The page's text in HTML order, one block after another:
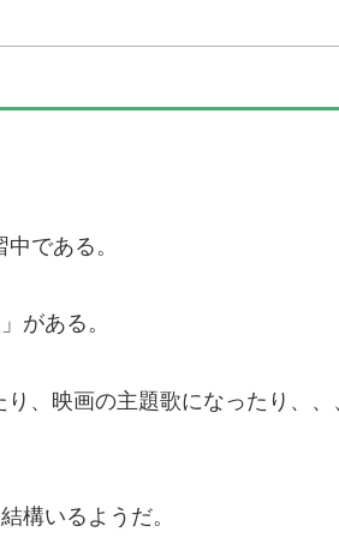
である。
がある。
、映画の主題歌になったり、、
構いるようだ。